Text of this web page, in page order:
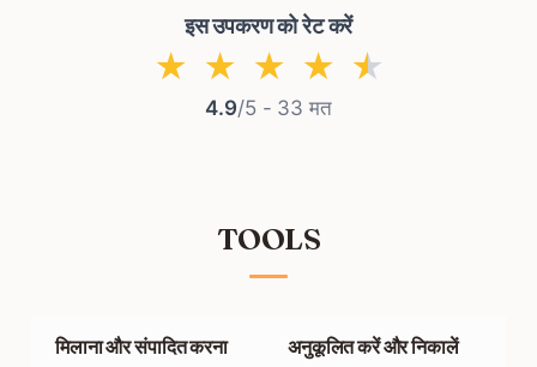
इस उपकरण को रेट करें
★ ★ ★ ★ ★
4.9/5 - 33 मत
TOOLS
मिलाना और संपादित करना अनुकूलित करें और निकालें